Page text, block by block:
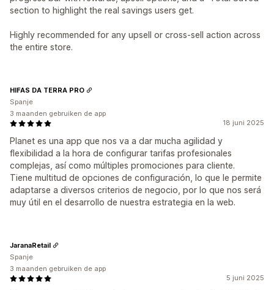
section to highlight the real savings users get.
Highly recommended for any upsell or cross-sell action across
the entire store.
18 juni 2025
Planet es una app que nos va a dar mucha agilidad y
flexibilidad a la hora de configurar tarifas profesionales
complejas, así como múltiples promociones para cliente.
Tiene multitud de opciones de configuración, lo que le permite
adaptarse a diversos criterios de negocio, por lo que nos será
muy útil en el desarrollo de nuestra estrategia en la web.
HIFAS DA TERRA PRO
Spanje
3 maanden gebruiken de app
5 juni 2025
JaranaRetail
Spanje
3 maanden gebruiken de app